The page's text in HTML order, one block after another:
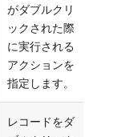
がダブルクリ
ックされた際
に実行される
アクションを
指定します。
レコードをダ